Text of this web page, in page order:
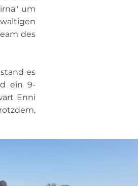
um
des
es
ein 9-
Enni